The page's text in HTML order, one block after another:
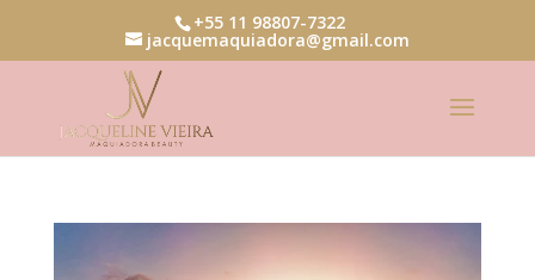
+55 11 98807-7322
jacquemaquiadora@gmail.com